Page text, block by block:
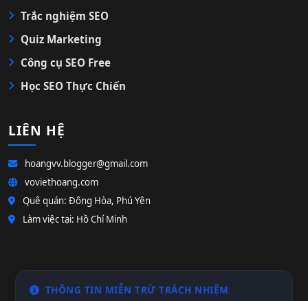
Trắc nghiệm SEO
Quiz Marketing
Công cụ SEO Free
Học SEO Thực Chiến
LIÊN HỆ
hoangvv.blogger@gmail.com
voviethoang.com
Quê quán: Đông Hòa, Phú Yên
Làm việc tại: Hồ Chí Minh
THÔNG TIN MIỄN TRỪ TRÁCH NHIỆM